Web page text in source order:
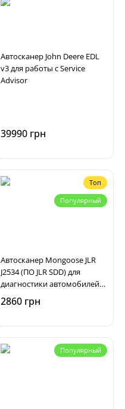
Автосканер John Deere EDL
v3 для работы с Service
Advisor
39990 грн
Топ
Популярный
Автосканер Mongoose JLR
J2534 (ПО JLR SDD) для
диагностики автомобилей
Jaguar, Land Rover
2860 грн
Популярный